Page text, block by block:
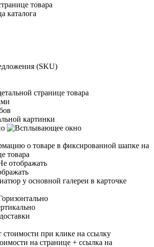
товара
каталога
(SKU)
странице товара
картинки
о товаре в фиксированной шапке на
товара
у основной галереи в карточке
при клике на ссылку
на странице + ссылка на